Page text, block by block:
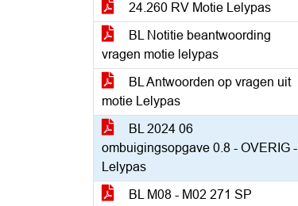
24.260 RV Motie Lelypas
BL Notitie beantwoording
vragen motie lelypas
BL Antwoorden op vragen uit
motie Lelypas
BL 2024 06
ombuigingsopgave 0.8 - OVERIG -
Lelypas
BL M08 - M02 271 SP